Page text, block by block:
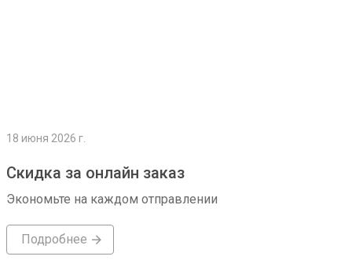
18 июня 2026 г.
Скидка за онлайн заказ
Экономьте на каждом отправлении
Подробнее